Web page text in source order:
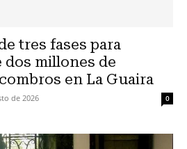
tres fases para
dos millones de
en La Guaira
de 2026 0